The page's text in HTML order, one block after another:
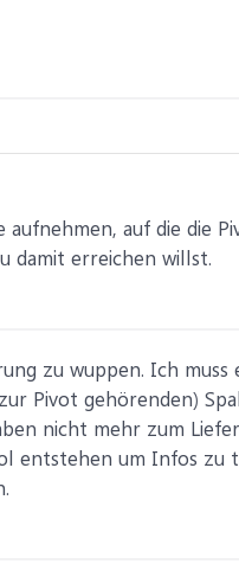
auf die die
damit erreichen willst.
zu wuppen. Ich
Pivot gehörenden)
nicht mehr zum
entstehen um Infos